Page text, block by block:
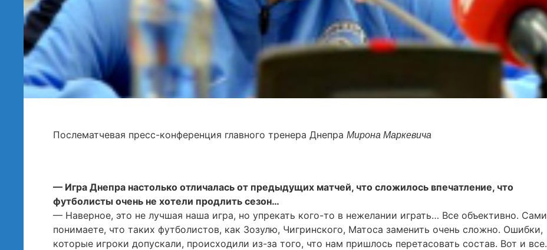
Послематчевая пресс-конференция главного тренера Днепра Мирона Маркевича
— Игра Днепра настолько отличалась от предыдущих матчей, что сложилось впечатление, что
футболисты очень не хотели продлить сезон…
— Наверное, это не лучшая наша игра, но упрекать кого-то в нежелании играть… Все объективно. Сами
понимаете, что таких футболистов, как Зозулю, Чигринского, Матоса заменить очень сложно. Ошибки,
которые игроки допускали, происходили из-за того, что нам пришлось перетасовать состав. Вот и все.